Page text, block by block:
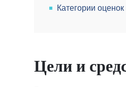
Категории
Цели и